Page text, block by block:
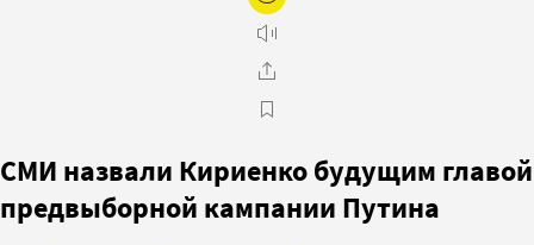
СМИ назвали Кириенко будущим главой
предвыборной кампании Путина